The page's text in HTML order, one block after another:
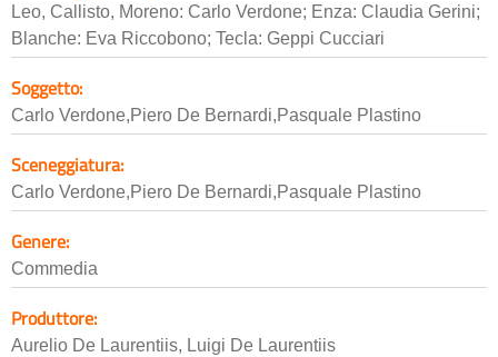
Leo, Callisto, Moreno: Carlo Verdone; Enza: Claudia Gerini;
Blanche: Eva Riccobono; Tecla: Geppi Cucciari
Soggetto:
Carlo Verdone,Piero De Bernardi,Pasquale Plastino
Sceneggiatura:
Carlo Verdone,Piero De Bernardi,Pasquale Plastino
Genere:
Commedia
Produttore:
Aurelio De Laurentiis, Luigi De Laurentiis